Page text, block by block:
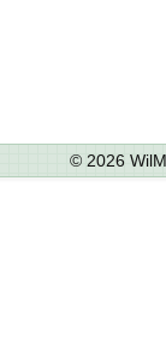
© 2026